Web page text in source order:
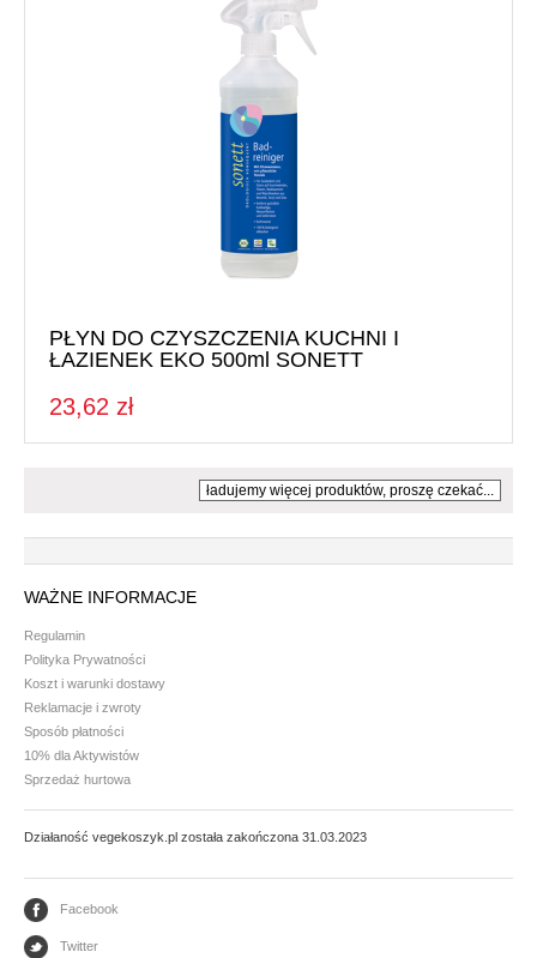
PŁYN DO CZYSZCZENIA KUCHNI I
ŁAZIENEK EKO 500ml SONETT
23,62 zł
ładujemy więcej produktów, proszę czekać...
WAŻNE INFORMACJE
Regulamin
Polityka Prywatności
Koszt i warunki dostawy
Reklamacje i zwroty
Sposób płatności
10% dla Aktywistów
Sprzedaż hurtowa
Działaność vegekoszyk.pl została zakończona 31.03.2023
Facebook
Twitter